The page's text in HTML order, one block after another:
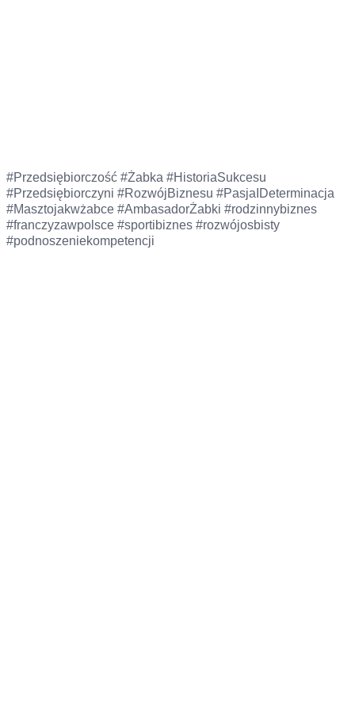
#Przedsiębiorczość #Żabka #HistoriaSukcesu
#Przedsiębiorczyni #RozwójBiznesu #PasjaIDeterminacja
#Masztojakwżabce #AmbasadorŻabki #rodzinnybiznes
#franczyzawpolsce #sportibiznes #rozwójosbisty
#podnoszeniekompetencji